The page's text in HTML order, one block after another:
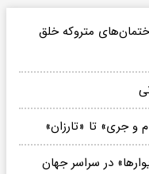
متروکه خلق
و جری» تا «تارزان»
در سراسر جهان